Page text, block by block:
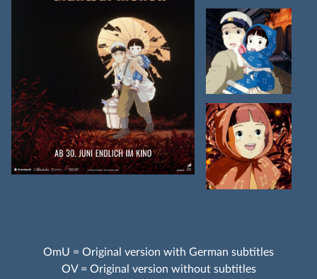
OmU = Original version with German subtitles
OV = Original version without subtitles